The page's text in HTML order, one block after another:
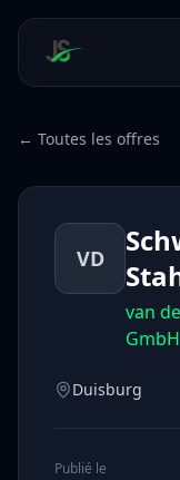
← Toutes les offres
VD
van
Duisburg
Publié le